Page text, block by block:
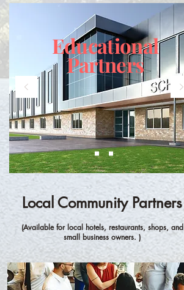
Educational
Partners
Local Community Partners
(Available for local hotels, restaurants,shops, and
small business owners. )